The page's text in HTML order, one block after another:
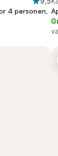
4 personen,